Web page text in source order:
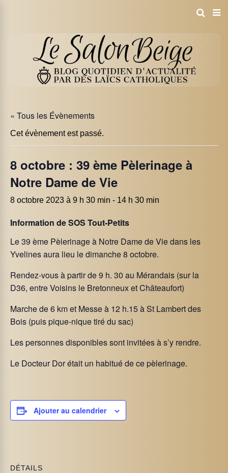
« Tous les Évènements
Cet évènement est passé.
8 octobre : 39 ème Pèlerinage à
Notre Dame de Vie
8 octobre 2023 à 9 h 30 min - 14 h 30 min
Information de SOS Tout-Petits
Le 39 ème Pèlerinage à Notre Dame de Vie dans les
Yvelines aura lieu le dimanche 8 octobre.
Rendez-vous à partir de 9 h. 30 au Mérandais (sur la
D36, entre Voisins le Bretonneux et Châteaufort)
Marche de 6 km et Messe à 12 h.15 à St Lambert des
Bois (puis pique-nique tiré du sac)
Les personnes disponibles sont invitées à s’y rendre.
Le Docteur Dor était un habitué de ce pèlerinage.
Ajouter au calendrier
DÉTAILS